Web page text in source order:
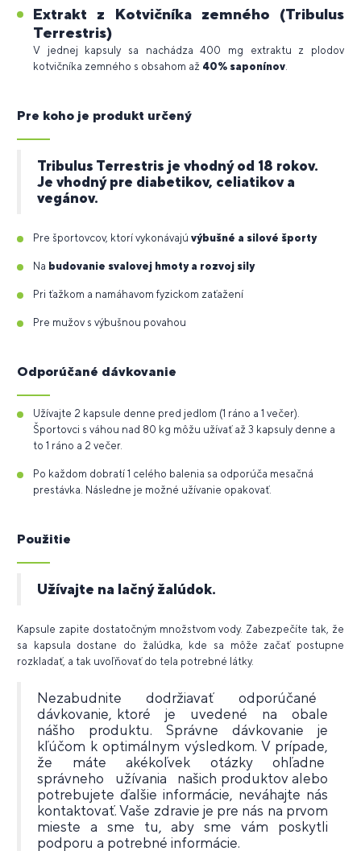
Extrakt z Kotvičníka zemného (Tribulus
Terrestris)
V jednej kapsuly sa nachádza 400 mg extraktu z plodov
kotvičníka zemného s obsahom až 40% saponínov
Pre koho je produkt určený
Tribulus Terrestris je vhodný od 18 rokov.
Je vhodný pre diabetikov, celiatikov a
vegánov.
Pre športovcov, ktorí vykonávajú výbušné a silové športy
Na budovanie svalovej hmoty a rozvoj sily
Pri ťažkom a namáhavom fyzickom zaťažení
Pre mužov s výbušnou povahou
Odporúčané dávkovanie
Užívajte 2 kapsule denne pred jedlom (1 ráno a 1 večer).
Športovci s váhou nad 80 kg môžu užívať až 3 kapsuly denne a
to 1 ráno a 2 večer.
Po každom dobratí 1 celého balenia sa odporúča mesačná
prestávka. Následne je možné užívanie opakovať.
Použitie
Užívajte na lačný žalúdok.
Kapsule zapite dostatočným množstvom vody. Zabezpečíte tak, že
sa kapsula dostane do žalúdka, kde sa môže začať postupne
rozkladať, a tak uvoľňovať do tela potrebné látky.
Nezabudnite dodržiavať odporúčané
dávkovanie, ktoré je uvedené na obale
nášho produktu. Správne dávkovanie je
kľúčom k optimálnym výsledkom. V prípade,
že máte akékoľvek otázky ohľadne
správneho užívania našich produktov alebo
potrebujete ďalšie informácie, neváhajte nás
kontaktovať. Vaše zdravie je pre nás na prvom
mieste a sme tu, aby sme vám poskytli
podporu a potrebné informácie.